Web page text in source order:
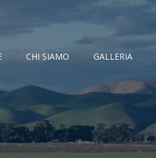
CHI SIAMO GALLERIA